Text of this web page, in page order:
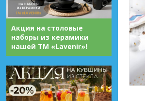
Акция на столовые
наборы из керамики
нашей ТМ «Lavenir»!